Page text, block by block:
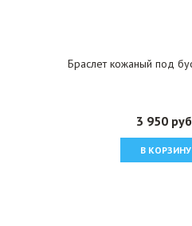
Браслет кожаный под
3 950
В КОРЗИНУ